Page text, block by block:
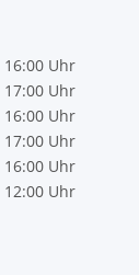
16:00 Uhr
17:00 Uhr
16:00 Uhr
17:00 Uhr
16:00 Uhr
12:00 Uhr